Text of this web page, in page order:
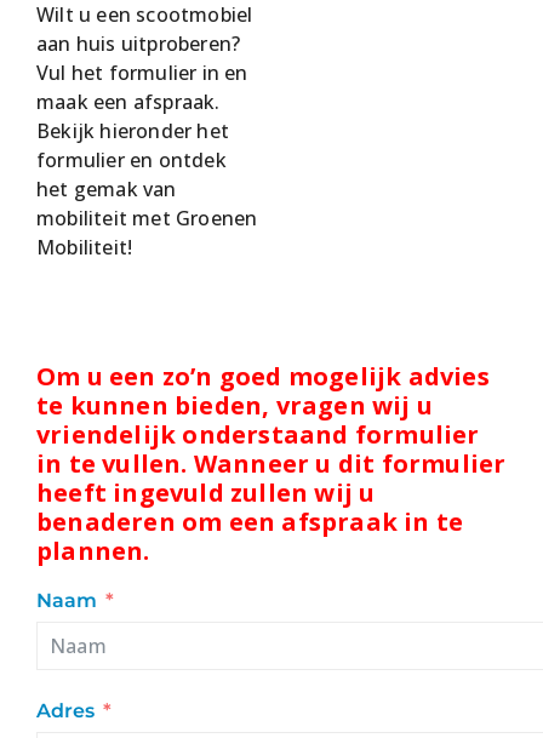
Wilt u een scootmobiel
aan huis uitproberen?
Vul het formulier in en
maak een afspraak.
Bekijk hieronder het
formulier en ontdek
het gemak van
mobiliteit met Groenen
Mobiliteit!
Om u een zo’n goed mogelijk advies
te kunnen bieden, vragen wij u
vriendelijk onderstaand formulier
in te vullen. Wanneer u dit formulier
heeft ingevuld zullen wij u
benaderen om een afspraak in te
plannen.
Naam
Adres